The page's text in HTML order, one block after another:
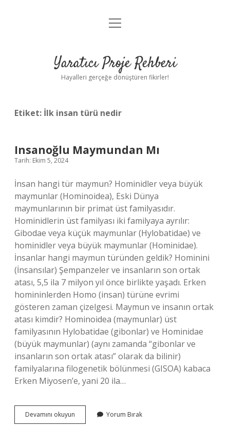
Anasayfa
Yasal Uyarı
menüyü
Yaratıcı Proje Rehberi
Hayalleri gerçeğe dönüştüren fikirler!
Etiket: İlk insan türü nedir
Insanoğlu Maymundan Mı
Tarih: Ekim 5, 2024
İnsan hangi tür maymun? Hominidler veya büyük
maymunlar (Hominoidea), Eski Dünya
maymunlarının bir primat üst familyasıdır.
Hominidlerin üst familyası iki familyaya ayrılır:
Gibodae veya küçük maymunlar (Hylobatidae) ve
hominidler veya büyük maymunlar (Hominidae).
İnsanlar hangi maymun türünden geldik? Hominini
(İnsansılar) Şempanzeler ve insanların son ortak
atası, 5,5 ila 7 milyon yıl önce birlikte yaşadı. Erken
homininlerden Homo (insan) türüne evrimi
gösteren zaman çizelgesi. Maymun ve insanın ortak
atası kimdir? Hominoidea (maymunlar) üst
familyasının Hylobatidae (gibonlar) ve Hominidae
(büyük maymunlar) (aynı zamanda “gibonlar ve
insanların son ortak atası” olarak da bilinir)
familyalarına filogenetik bölünmesi (GISOA) kabaca
Erken Miyosen’e, yani 20 ila…
Devamını okuyun Insanoğlu
Maymundan
Yorum Bırak